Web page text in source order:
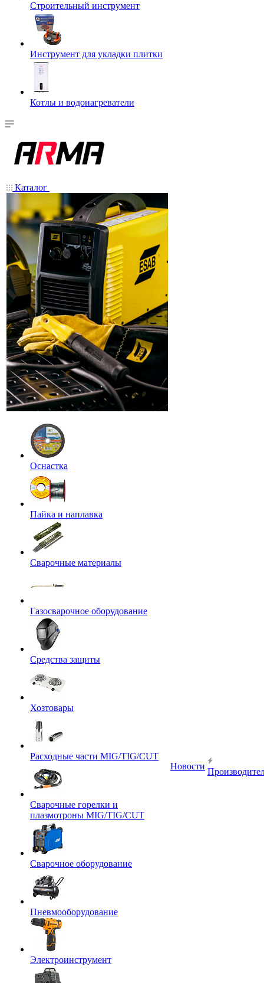
Строительный инструмент
Инструмент для укладки плитки
Котлы и водонагреватели
Каталог
Оснастка
Пайка и наплавка
Сварочные материалы
Газосварочное оборудование
Средства защиты
Хозтовары
Расходные части MIG/TIG/CUT
Сварочные горелки и
плазмотроны MIG/TIG/CUT
Сварочное оборудование
Пневмооборудование
Электроинструмент
Новости